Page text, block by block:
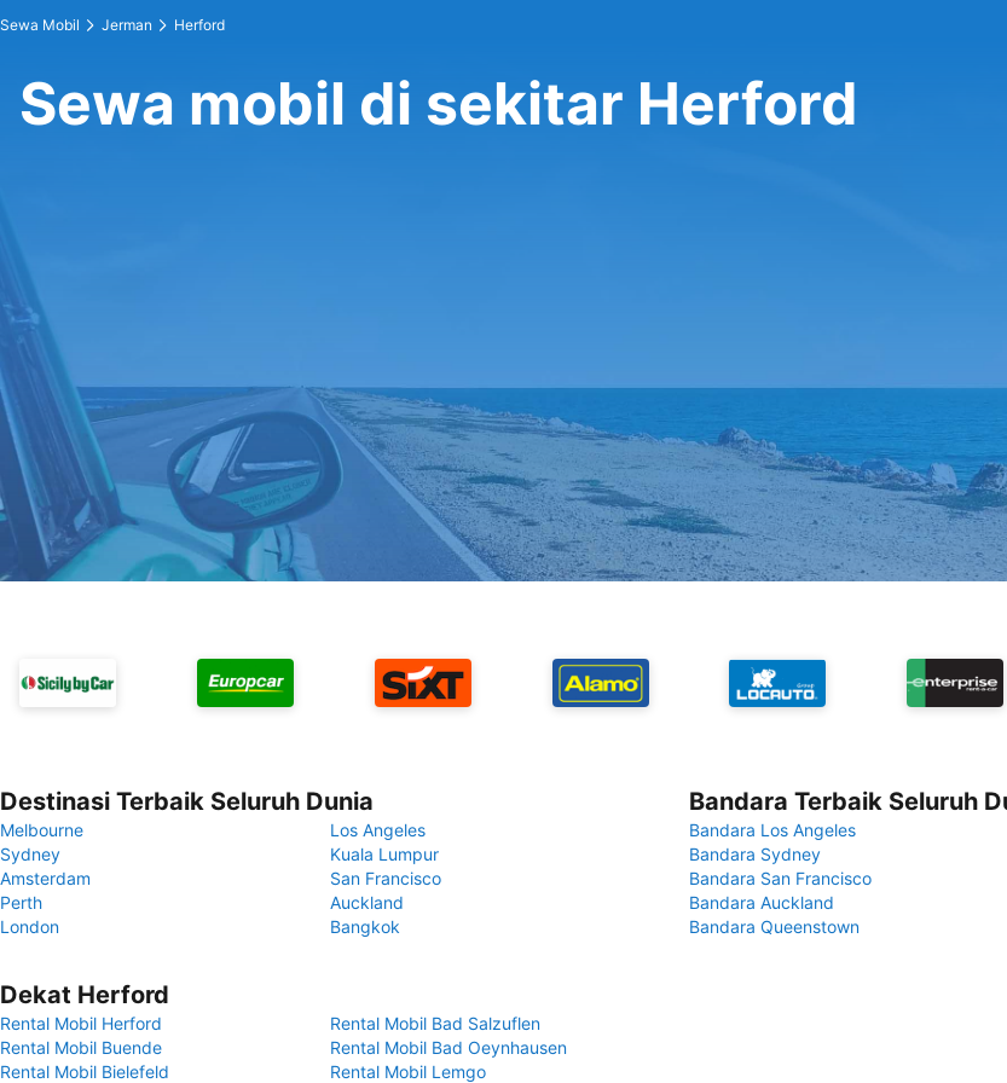
Sewa Mobil Jerman Herford
Sewa mobil di sekitar Herford
Destinasi Terbaik Seluruh Dunia
Melbourne
Los Angeles
Sydney
Kuala Lumpur
Amsterdam
San Francisco
Perth
Auckland
London
Bangkok
Bandara Terbaik Seluruh
Bandara Los Angeles
Bandara Sydney
Bandara San Francisco
Bandara Auckland
Bandara Queenstown
Dekat Herford
Rental Mobil Herford
Rental Mobil Bad Salzuflen
Rental Mobil Buende
Rental Mobil Bad Oeynhausen
Rental Mobil Bielefeld
Rental Mobil Lemgo